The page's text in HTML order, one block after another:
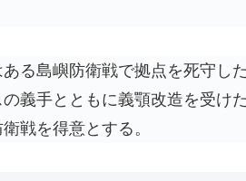
ある島嶼防衛戦で拠点を死守
義手とともに義顎改造を受け
戦を得意とする。